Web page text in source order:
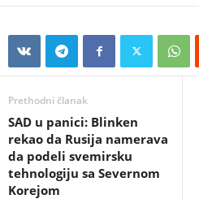
Prethodni članak
SAD u panici: Blinken
rekao da Rusija namerava
da podeli svemirsku
tehnologiju sa Severnom
Korejom